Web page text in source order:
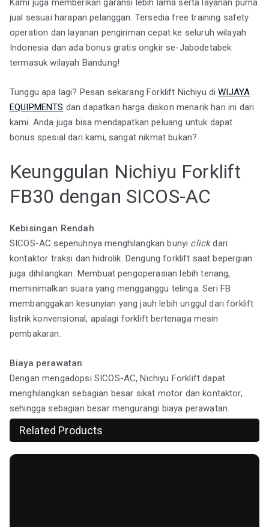
Kami juga memberikan garansi lebih lama serta layanan purna
jual sesuai harapan pelanggan. Tersedia free training safety
operation dan layanan pengiriman cepat ke seluruh wilayah
Indonesia dan ada bonus gratis ongkir se-Jabodetabek
termasuk wilayah Bandung!
Tunggu apa lagi? Pesan sekarang Forklift Nichiyu diWIJAYA
EQUIPMENTS dan dapatkan harga diskon menarik hari ini dari
kami. Anda juga bisa mendapatkan peluang untuk dapat
bonus spesial dari kami, sangat nikmat bukan?
Keunggulan Nichiyu Forklift
FB30 dengan SICOS-AC
Kebisingan Rendah
SICOS-AC sepenuhnya menghilangkan bunyi clickdari
kontaktor traksi dan hidrolik. Dengung forklift saat bepergian
juga dihilangkan. Membuat pengoperasian lebih tenang,
meminimalkan suara yang mengganggu telinga. Seri FB
membanggakan kesunyian yang jauh lebih unggul dari forklift
listrik konvensional, apalagi forklift bertenaga mesin
pembakaran.
Biaya perawatan
Dengan mengadopsi SICOS-AC, Nichiyu Forklift dapat
menghilangkan sebagian besar sikat motor dan kontaktor,
sehingga sebagian besar mengurangi biaya perawatan.
Related Products